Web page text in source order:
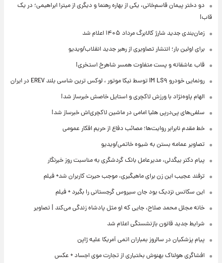
دو دختر پیمان قاسم‌خانی، یکی از بهاره رهنما و دیگری از میترا ابراهیمی؛ در یک
قاب!
زمان‌بندی جدید شارژ کالابرگ مرداد ۱۴۰۵ اعلام شد
برای اولین بار؛ انتشار تصاویری از رهبر جدید انقلاب/ویدیو
قاب عاشقانه و پست متفاوت همسر شاهرخ استخری!
رونمایی خودرو IM LS۹ توسط نیکا موتور ، لوکس ترین شاسی بلند EREV در ایران
الهام پاوه‌نژاد با ورزش لاکچری و استایل خاصش خبرساز شد!
سلفی‌های پی‌درپی هلیا امامی در ماشین لاکچری‌اش خبرساز شد!
خط مقدم نابرابر روایت‌ها؛ مصائب دفاع از حریم افکار عمومی
تصاویر عمامه بستن به شیوه خاتمی/ویدیو
پیام دکتر بیگدلی، مدیرعامل بانک گردشگری به مناسبت روز خبرنگار
ترفند عجیب این زن برای ماهیگیری، موجب حیرت کاربران شد+ فیلم
این سکانس نزدیک بود جان سیروس گرجستانی را بگیرد + فیلم
خانه مجلل محمد صلاح، جایی که او مثل پادشاه زندگی می‌کند | تصاویر
شرایط جدید قانون بازنشستگی اعلام شد
پیام پزشکیان در سالروز بمباران اتمی آمریکا علیه ژاپن
افشاگری هولناک بهنوش بختیاری از تجارت موی اجساد + عکس